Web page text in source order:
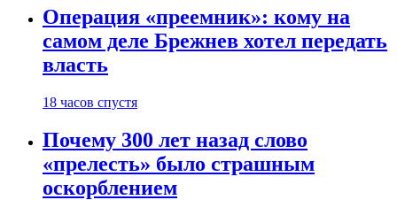
Операция «преемник»: кому на
самом деле Брежнев хотел передать
власть
18 часов спустя
Почему 300 лет назад слово
«прелесть» было страшным
оскорблением